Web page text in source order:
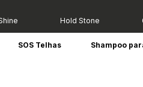
Hold Stone
SOS Telhas Shampoo